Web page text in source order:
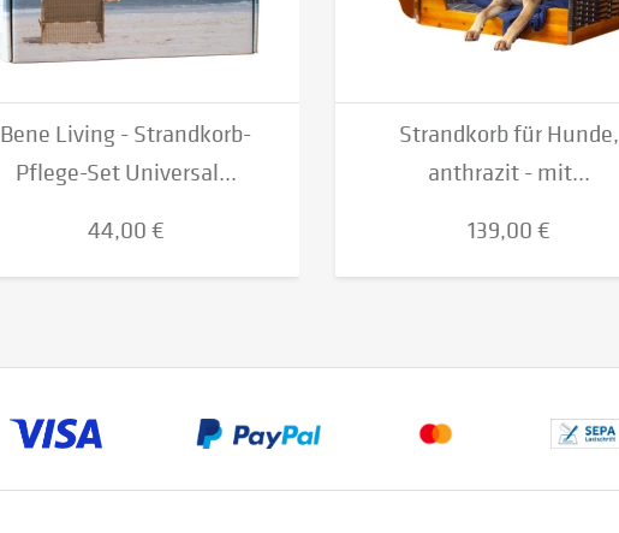
Bene Living - Strandkorb-
Pflege-Set Universal...
44,00 €
Strandkorb für Hunde,
anthrazit - mit...
139,00 €